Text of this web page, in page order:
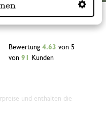
Bewertung 4.63 von 5
von 91 Kunden
und enthalten die